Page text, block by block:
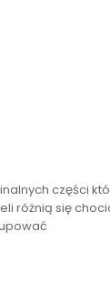
części
różnią się